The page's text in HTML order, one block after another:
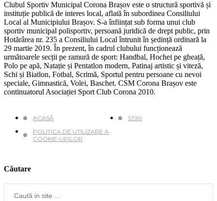
Clubul Sportiv Municipal Corona Brașov este o structură sportivă și
instituție publică de interes local, aflată în subordinea Consiliului
Local al Municipiului Brașov. S-a înființat sub forma unui club
sportiv municipal polisportiv, persoană juridică de drept public, prin
Hotărârea nr. 235 a Consiliului Local întrunit în ședință ordinară la
29 martie 2019. În prezent, în cadrul clubului funcționează
următoarele secții pe ramură de sport: Handbal, Hochei pe gheață,
Polo pe apă, Natație și Pentatlon modern, Patinaj artistic și viteză,
Schi și Biatlon, Fotbal, Scrimă, Sportul pentru persoane cu nevoi
speciale, Gimnastică, Volei, Baschet. CSM Corona Brașov este
continuatorul Asociației Sport Club Corona 2010.
ACASĂ
STIRI
POLITICA DE UTILIZARE A
COOKIE-URILOR
Căutare